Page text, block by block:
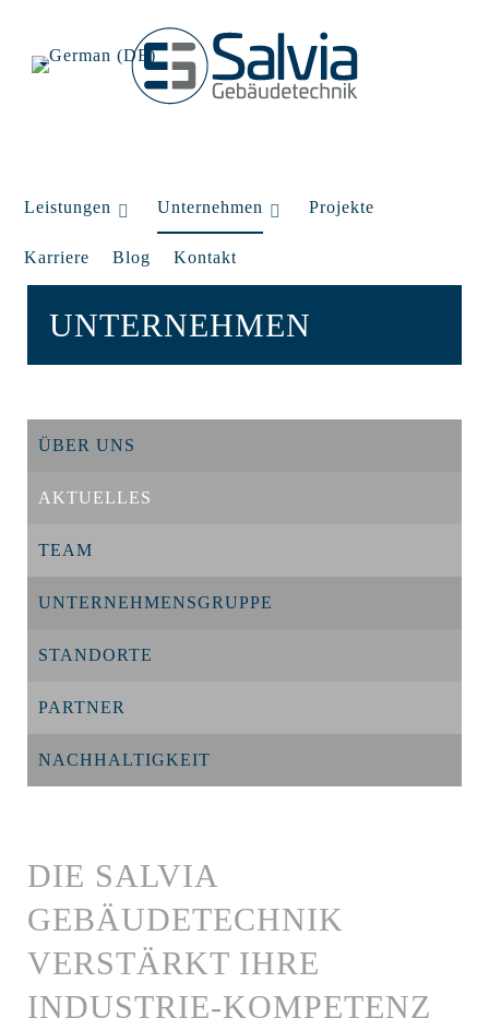
Leistungen Unternehmen Projekte
Karriere Blog Kontakt
UNTERNEHMEN
ÜBER UNS
AKTUELLES
TEAM
UNTERNEHMENSGRUPPE
STANDORTE
PARTNER
NACHHALTIGKEIT
DIE SALVIA
GEBÄUDETECHNIK
VERSTÄRKT IHRE
INDUSTRIE-KOMPETENZ